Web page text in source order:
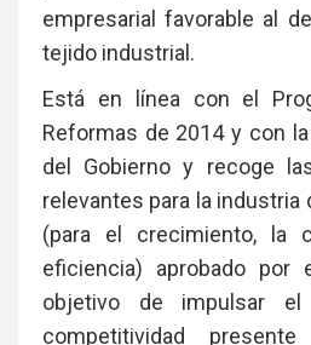
empresarial favorable al
tejido industrial.
Está en línea con el
Reformas de 2014 y con
del Gobierno y recoge
relevantes para la industria
(para el crecimiento, la
eficiencia) aprobado por
objetivo de impulsar
competitividad